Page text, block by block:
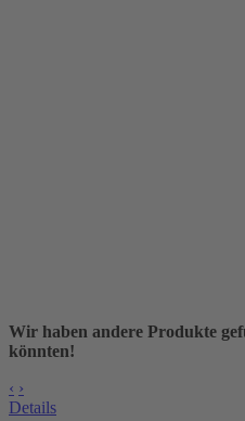
Wir haben andere Produkte
könnten!
‹ ›
Details